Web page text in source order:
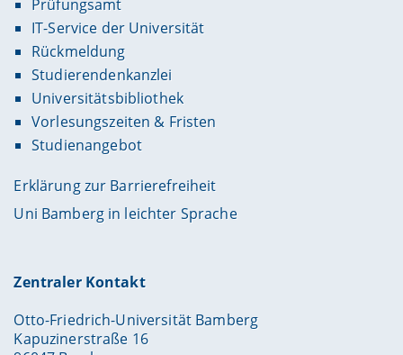
Prüfungsamt
IT-Service der Universität
Rückmeldung
Studierendenkanzlei
Universitätsbibliothek
Vorlesungszeiten & Fristen
Studienangebot
Erklärung zur Barrierefreiheit
Uni Bamberg in leichter Sprache
Zentraler Kontakt
Otto-Friedrich-Universität Bamberg
Kapuzinerstraße 16